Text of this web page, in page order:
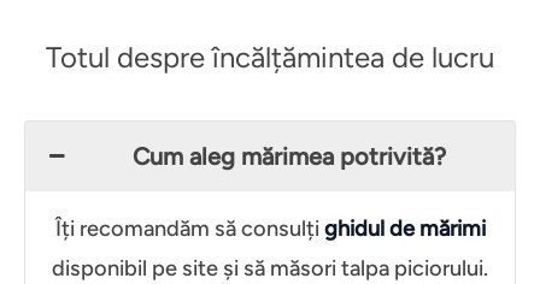
Totul despre încălțămintea de lucru
Cum aleg mărimea potrivită?
Îți recomandăm să consulțighidul de mărimi
disponibil pe site și să măsori talpa piciorului.